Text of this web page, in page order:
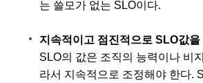
는 쓸모가 없는 SLO이다.
지속적이고 점진적으로 SLO값을
SLO의 값은 조직의 능력이나 비
라서 지속적으로 조정해야 한다.